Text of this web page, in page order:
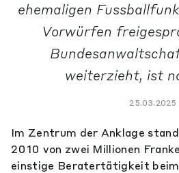
ehemaligen
Vorwürfen
weiterzieht, ist
25.03.2025
Im Zentrum der Anklage
2010 von zwei Millionen
einstige Beratertätigkeit beim